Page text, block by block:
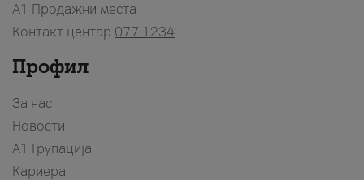
A1 Продажни места
Контакт центар 077 1234
Профил
За нас
Новости
А1 Групација
Кариера